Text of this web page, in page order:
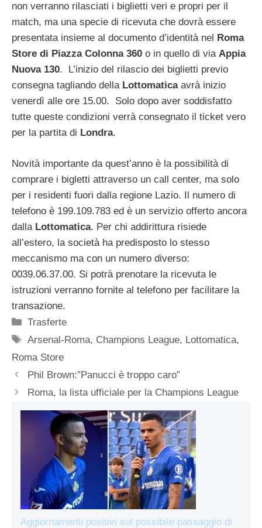
non verranno rilasciati i biglietti veri e propri per il
match, ma una specie di ricevuta che dovrà essere
presentata insieme al documento d’identità nel
Roma
Store di Piazza Colonna 360 o in quello di via Appia
Nuova 130. L’inizio del rilascio dei biglietti previo
consegna tagliando della Lottomaticaavrà inizio
venerdì alle ore 15.00. Solo dopo aver soddisfatto
tutte queste condizioni verrà consegnato il ticket vero
per la partita di Londra.
Novità importante da quest’anno è la possibilità di
comprare i bigletti attraverso un call center, ma solo
per i residenti fuori dalla regione Lazio. Il numero di
telefono è 199.109.783 ed è un servizio offerto ancora
dalla Lottomatica. Per chi addirittura risiede
all’estero, la società ha predisposto lo stesso
meccanismo ma con un numero diverso:
0039.06.37.00. Si potrà prenotare la ricevuta le
istruzioni verranno fornite al telefono per facilitare la
transazione.
Categorie
Trasferte
Tag
Arsenal-Roma, Champions League, Lottomatica,
Roma Store
Phil Brown:”Panucci è troppo caro”
Roma, la lista ufficiale per la Champions League
Aggiornamenti positivi sul possibile passaggio di